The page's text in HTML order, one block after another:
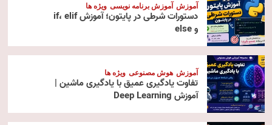
آموزش آموزش برنامه نویسی ویژه ها
دستورات شرطی در پایتون؛ آموزش if، elif
و else
آموزش هوش مصنوعی ویژه ها
تفاوت یادگیری عمیق با یادگیری ماشین |
آموزش Deep Learning